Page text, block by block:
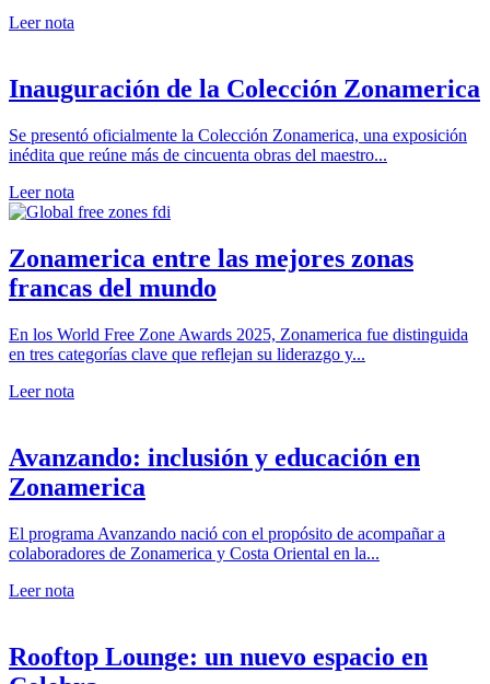
Leer nota
Inauguración de la Colección Zonamerica
Se presentó oficialmente la Colección Zonamerica, una exposición
inédita que reúne más de cincuenta obras del maestro...
Leer nota
Zonamerica entre las mejores zonas
francas del mundo
En los World Free Zone Awards 2025, Zonamerica fue distinguida
en tres categorías clave que reflejan su liderazgo y...
Leer nota
Avanzando: inclusión y educación en
Zonamerica
El programa Avanzando nació con el propósito de acompañar a
colaboradores de Zonamerica y Costa Oriental en la...
Leer nota
Rooftop Lounge: un nuevo espacio en